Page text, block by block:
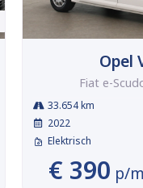
Opel
Fiat e-
33.654 km
2022
Elektrisch
€ 390 p/m